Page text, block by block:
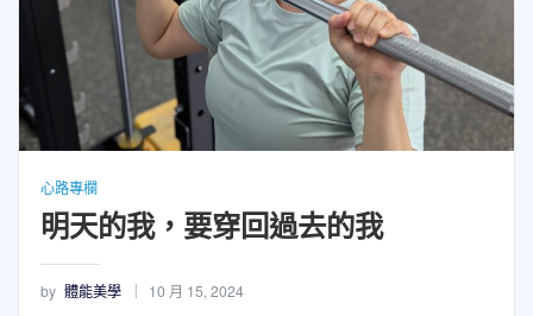
心路專欄
明天的我，要穿回過去的我
by 體能美學 10 月 15, 2024